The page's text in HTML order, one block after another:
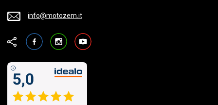
info@motozem.it
FacebookInstagramYouTube